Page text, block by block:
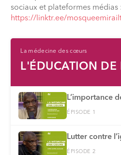
sociaux et plateformes médias :
⁠https://linktr.ee/
La médecine des cœurs
L'ÉDUCATION DE
L’importance
ÉPISODE 1
Lutter contre
ÉPISODE 2